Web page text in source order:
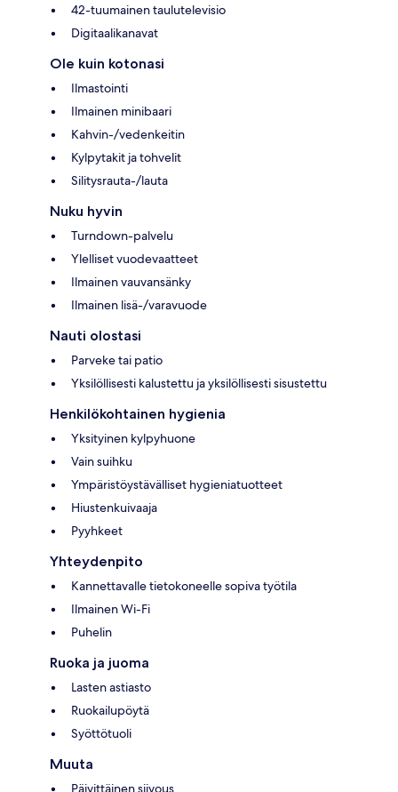
42-tuumainen taulutelevisio
Digitaalikanavat
Ole kuin kotonasi
Ilmastointi
Ilmainen minibaari
Kahvin-/vedenkeitin
Kylpytakit ja tohvelit
Silitysrauta-/lauta
Nuku hyvin
Turndown-palvelu
Ylelliset vuodevaatteet
Ilmainen vauvansänky
Ilmainen lisä-/varavuode
Nauti olostasi
Parveke tai patio
Yksilöllisesti kalustettu ja yksilöllisesti sisustettu
Henkilökohtainen hygienia
Yksityinen kylpyhuone
Vain suihku
Ympäristöystävälliset hygieniatuotteet
Hiustenkuivaaja
Pyyhkeet
Yhteydenpito
Kannettavalle tietokoneelle sopiva työtila
Ilmainen Wi-Fi
Puhelin
Ruoka ja juoma
Lasten astiasto
Ruokailupöytä
Syöttötuoli
Muuta
Päivittäinen siivous